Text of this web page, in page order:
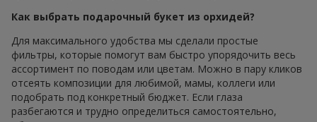
Как выбрать подарочный букет из орхидей?
Для максимального удобства мы сделали простые
фильтры, которые помогут вам быстро упорядочить весь
ассортимент по поводам или цветам. Можно в пару кликов
отсеять композиции для любимой, мамы, коллеги или
подобрать под конкретный бюджет. Если глаза
разбегаются и трудно определиться самостоятельно,